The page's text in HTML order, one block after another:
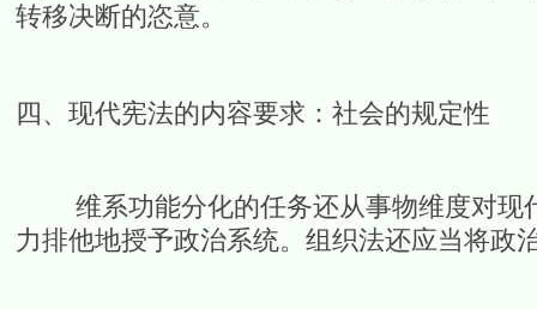
转移决断的恣意。
四、现代宪法的内容要求：社会的规定性
维系功能分化的任务还从事物维度对现
力排他地授予政治系统。组织法还应当将政